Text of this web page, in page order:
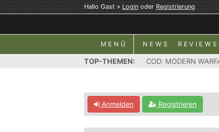
Hallo Gast »LoginoderRegistrierung
MENÜ NEWS REVIEWS
TOP-THEMEN: COD: MODERN
Anmelden Registrieren